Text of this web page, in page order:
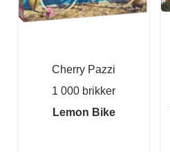
Cherry Pazzi
1 000 brikker
Lemon Bike